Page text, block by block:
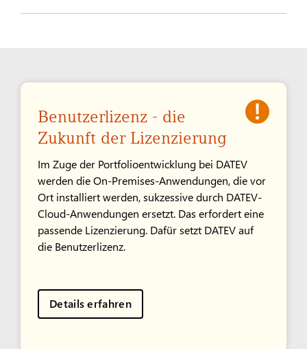
Benutzerlizenz - die
Zukunft der Lizenzierung
Im Zuge der Portfolioentwicklung bei DATEV
werden die On-Premises-Anwendungen, die vor
Ort installiert werden, sukzessive durch DATEV-
Cloud-Anwendungen ersetzt. Das erfordert eine
passende Lizenzierung. Dafür setzt DATEV auf
die Benutzerlizenz.
Details erfahren